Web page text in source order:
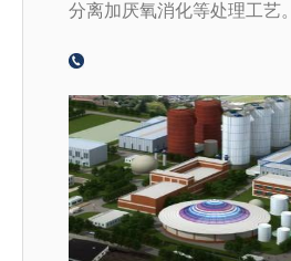
分离加厌氧消化等处理工艺。